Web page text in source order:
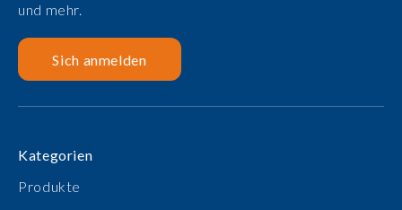
und mehr.
Sich anmelden
Kategorien
Produkte